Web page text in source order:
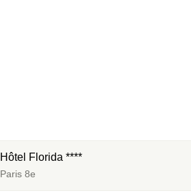
Hôtel Florida ****
Paris 8e